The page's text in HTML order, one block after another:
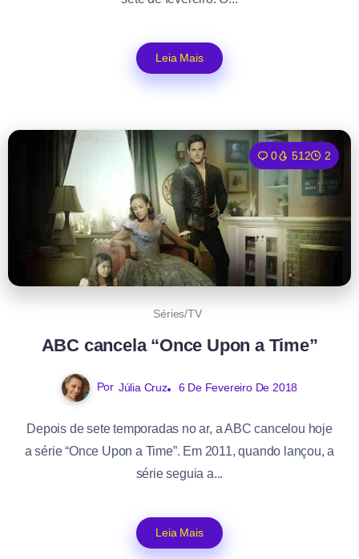
Leia Mais
0 512 2
Séries/TV
ABC cancela “Once Upon a Time”
Por Júlia Cruz 6 De Fevereiro De 2018
Depois de sete temporadas no ar, a ABC cancelou hoje
a série “Once Upon a Time”. Em 2011, quando lançou, a
série seguia a...
Leia Mais